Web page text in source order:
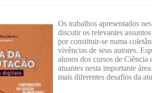
Os trabalhos apresentados
discutir os relevantes
por constituir-se numa
vivências de seus autores.
alunos dos cursos de Ciência
atuantes nesta importante
mais diferentes desafios da